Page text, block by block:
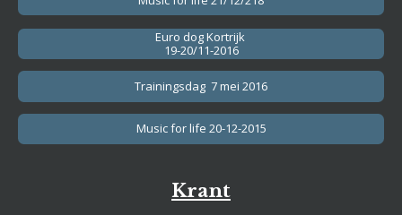
Euro dog Kortrijk
19-20/11-2016
Trainingsdag 7 mei 2016
Music for life 20-12-2015
Krant